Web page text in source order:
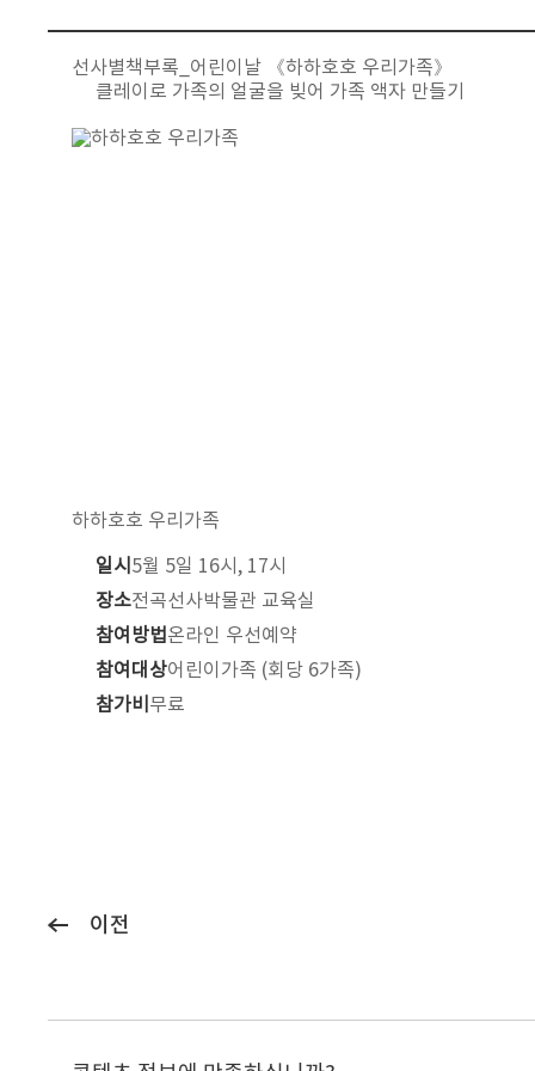
선사별책부록_어린이날 《하하호호 우리가족》
클레이로 가족의 얼굴을 빚어 가족 액자 만들기
하하호호 우리가족
일시 5월 5일 16시, 17시
장소전곡선사박물관 교육실
참여방법 온라인 우선예약
참여대상어린이가족 (회당 6가족)
참가비 무료
이전